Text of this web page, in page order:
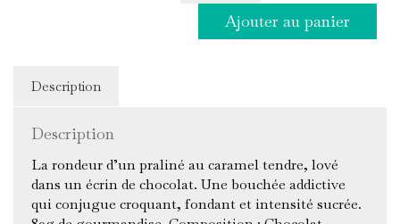
Tablette
Irrésistible
Praliné
Ajouter au panier
Description
Description